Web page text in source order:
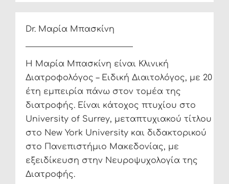
Dr. Μαρία Μπασκίνη
Η Μαρία Μπασκίνη είναι Κλινική
Διατροφολόγος – Ειδική Διαιτολόγος, με 20
έτη εμπειρία πάνω στον τομέα της
διατροφής. Είναι κάτοχος πτυχίου στο
University of Surrey, μεταπτυχιακού τίτλου
στο New York University και διδακτορικού
στο Πανεπιστήμιο Μακεδονίας, με
εξειδίκευση στην Νευροψυχολογία της
Διατροφής.